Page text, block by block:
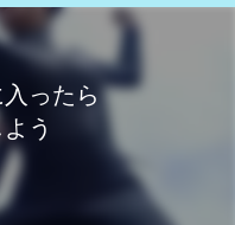
ったら
う